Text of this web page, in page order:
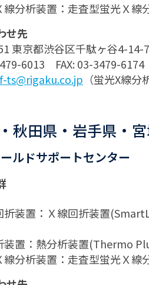
線分析装置：走査型蛍光Ｘ
せ先
東京都渋谷区千駄ヶ谷4-
6013 FAX: 03-3479-6174
ts@rigaku.co.jp （蛍光X線分
秋田県・岩手県・
ルドサポートセンター
折装置：Ｘ線回折装置
装置：熱分析装置(Thermo
線分析装置：走査型蛍光Ｘ